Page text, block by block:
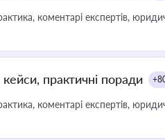
коментарі експертів,
практичні поради
коментарі експертів,